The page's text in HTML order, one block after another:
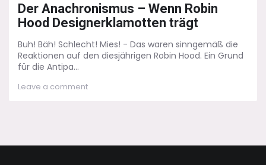
Der Anachronismus – Wenn Robin
Hood Designerklamotten trägt
Buh! Bäh! Schlecht! Mies! - Das waren sinngemäß die
Reaktionen auf den diesjährigen Robin Hood. Ein Grund
für die Antipa...
Leave a commenton